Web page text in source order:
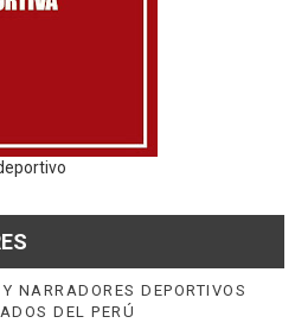
NARRADORES DEPORTIVOS
DEL PERÚ